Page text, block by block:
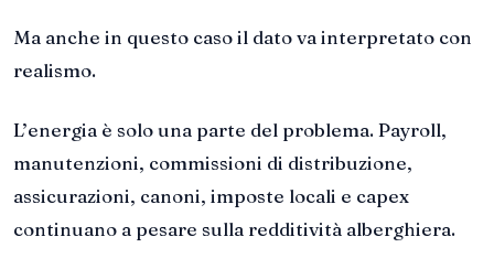
Ma anche in questo caso il dato va interpretato con
realismo.
L’energia è solo una parte del problema. Payroll,
manutenzioni, commissioni di distribuzione,
assicurazioni, canoni, imposte locali e capex
continuano a pesare sulla redditività alberghiera.